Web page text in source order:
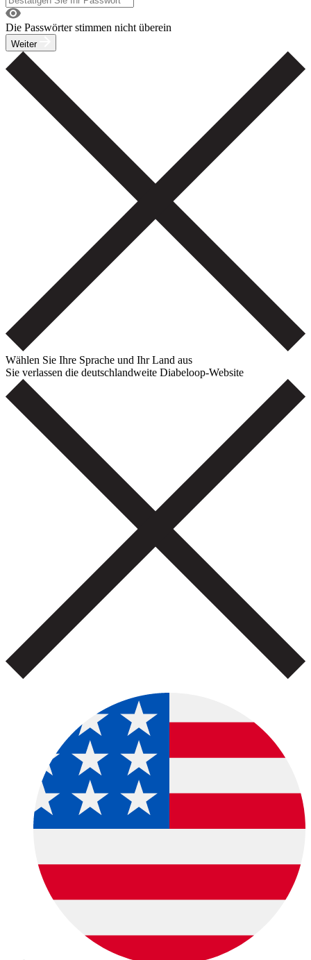
Die Passwörter stimmen nicht überein
Weiter
Wählen Sie Ihre Sprache und Ihr Land aus
Sie verlassen die deutschlandweite Diabeloop-Website